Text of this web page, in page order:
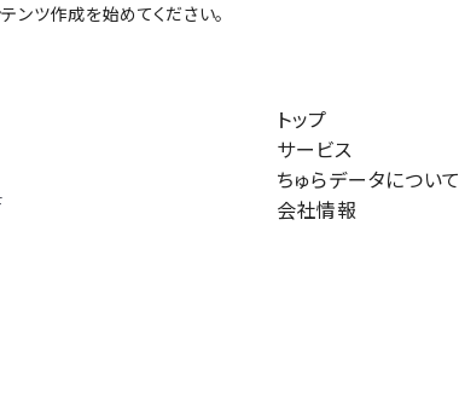
ンツ作成を始めてください。
トップ
サービス
ちゅらデータについて
会社情報